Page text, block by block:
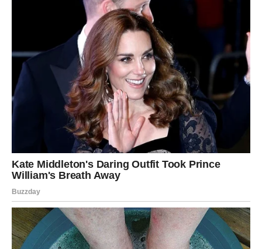
Nemojte dopustiti da vas samo uspomene uvjere da je
Prava promjena mora biti vidljiva kroz djela.
Ne kroz obećanja.
AKO JOŠ UVIJEK POSTOJE
EMOCIJE
Za mnoge Strijelčeve ovaj povratak mogao bi probuditi
osjećanja koja nikada nisu potpuno nestala.
Mogući su dugi razgovori.